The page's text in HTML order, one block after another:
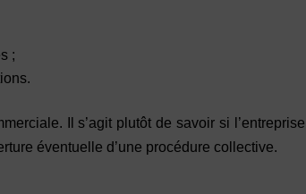
;
Il s’agit plutôt de savoir si l’entreprise
éventuelle d’une procédure collective.